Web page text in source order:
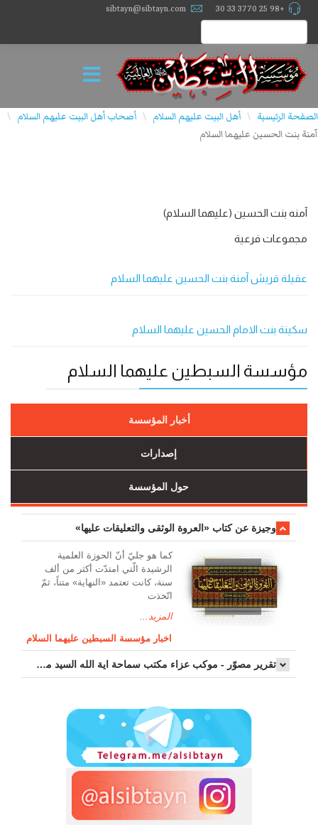
+98 25 3770 33 30
sibtayn@sibtayn.com
الصفحة الرئيسية \ أهل البيت عليهم السلام \ أصحاب أهل البيت علیهم السلام \
آمنة بنت الحسين عليهما السلام
آمنه بنت الحسين (علیهما السلام)
مجموعات فرعية
عقيلة قريش آمنة بنت الحسين عليهما السلام
سکینة بنت الامام الحسین علیهما السلام
مؤسسة السبطين عليهما السلام
أخبار المؤسسة
إصدارات
حول المؤسسة
وجیزة عن کتاب «العروة الوثقی والتعلیقات علیها»
کما هو جليّ أنّ الحوزة العلمیة
الرشیدة الّتي امتدّت أكثر من ألف
سنة، كانت تعتمد «النهاية» متناً، ثمّ
اتّخذت
المزيد...
اخبار مؤسسة السبطين عليهما السلام
تقرير مصوّر - موكب عزاء مکتب سماحة اية الله السيد مرتضى الموسوي الاصفهاني في يوم إستشهاد السيدة فاطم...